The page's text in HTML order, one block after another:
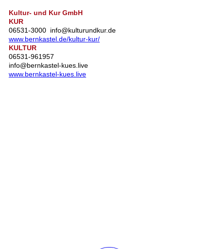
Kultur- und Kur GmbH
KUR
06531-3000 info@kulturundkur.de
www.bernkastel.de/kultur-kur/
KULTUR
06531-961957
info@bernkastel-kues.live
www.bernkastel-kues.live